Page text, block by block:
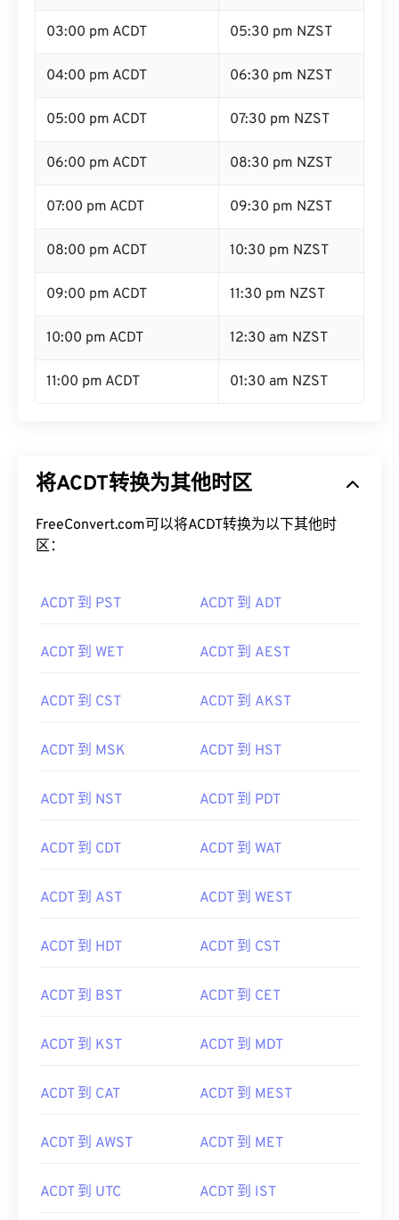
03:00 pm ACDT 05:30 pm NZST
04:00 pm ACDT 06:30 pm NZST
05:00 pm ACDT 07:30 pm NZST
06:00 pm ACDT 08:30 pm NZST
07:00 pm ACDT 09:30 pm NZST
08:00 pm ACDT 10:30 pm NZST
09:00 pm ACDT 11:30 pm NZST
10:00 pm ACDT 12:30 am NZST
11:00 pm ACDT 01:30 am NZST
将ACDT转换为其他时区
FreeConvert.com可以将ACDT转换为以下其他时
区：
ACDT 到 PST ACDT 到 ADT
ACDT 到 WET ACDT 到 AEST
ACDT 到 CST ACDT 到 AKST
ACDT 到 MSK ACDT 到 HST
ACDT 到 NST ACDT 到 PDT
ACDT 到 CDT ACDT 到 WAT
ACDT 到 AST ACDT 到 WEST
ACDT 到 HDT ACDT 到 CST
ACDT 到 BST ACDT 到 CET
ACDT 到 KST ACDT 到 MDT
ACDT 到 CAT ACDT 到 MEST
ACDT 到 AWST ACDT 到 MET
ACDT 到 UTC ACDT 到 IST